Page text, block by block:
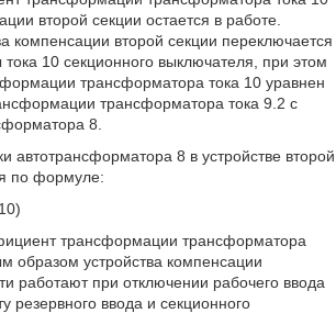
второй секции остается в работе.
компенсации второй секции переключается
10 секционного выключателя, при этом
трансформатора тока 10 уравнен
трансформатора тока 9.2 с
8.
автотрансформатора 8 в устройстве второй
по формуле:
трансформации трансформатора
образом устройства компенсации
работают при отключении рабочего ввода
резервного ввода и секционного